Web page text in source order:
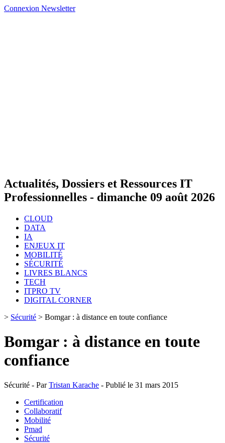
Connexion Newsletter
Actualités, Dossiers et Ressources IT
Professionnelles - dimanche 09 août 2026
CLOUD
DATA
IA
ENJEUX IT
MOBILITÉ
SÉCURITÉ
LIVRES BLANCS
TECH
ITPRO TV
DIGITAL CORNER
> Sécurité > Bomgar : à distance en toute confiance
Bomgar : à distance en toute
confiance
Sécurité - ParTristan Karache - Publié le 31 mars 2015
Certification
Collaboratif
Mobilité
Pmad
Sécurité